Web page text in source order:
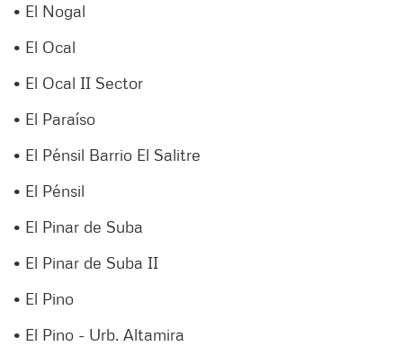
• El Nogal
• El Ocal
• El Ocal II Sector
• El Paraíso
• El Pénsil Barrio El Salitre
• El Pénsil
• El Pinar de Suba
• El Pinar de Suba II
• El Pino
• El Pino - Urb. Altamira